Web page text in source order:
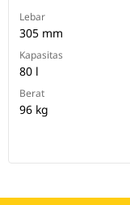
Lebar
305 mm
Kapasitas
80 l
Berat
96 kg